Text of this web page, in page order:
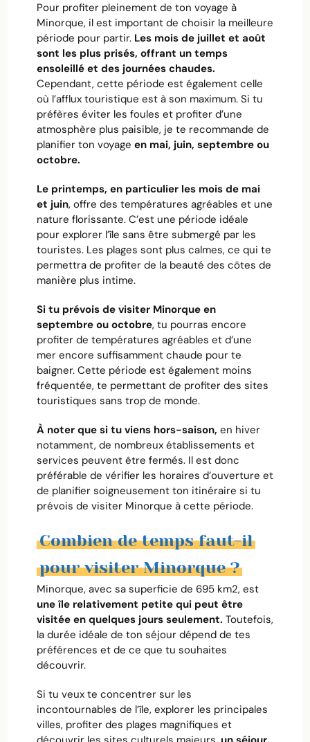
Pour profiter pleinement de ton voyage à
Minorque, il est important de choisir la meilleure
période pour partir. Les mois de juillet et août
sont les plus prisés, offrant un temps
ensoleillé et des journées chaudes.
Cependant, cette période est également celle
où l’afflux touristique est à son maximum. Si tu
préfères éviter les foules et profiter d’une
atmosphère plus paisible, je te recommande de
planifier ton voyage en mai, juin, septembre ou
octobre.
Le printemps, en particulier les mois de mai
et juin, offre des températures agréables et une
nature florissante. C’est une période idéale
pour explorer l’île sans être submergé par les
touristes. Les plages sont plus calmes, ce qui te
permettra de profiter de la beauté des côtes de
manière plus intime.
Si tu prévois de visiter Minorque en
septembre ou octobre, tu pourras encore
profiter de températures agréables et d’une
mer encore suffisamment chaude pour te
baigner. Cette période est également moins
fréquentée, te permettant de profiter des sites
touristiques sans trop de monde.
À noter que si tu viens hors-saison, en hiver
notamment, de nombreux établissements et
services peuvent être fermés. Il est donc
préférable de vérifier les horaires d’ouverture et
de planifier soigneusement ton itinéraire si tu
prévois de visiter Minorque à cette période.
Combien de temps faut-il
pour visiter Minorque ?
Minorque, avec sa superficie de 695 km2, est
une île relativement petite qui peut être
visitée en quelques jours seulement. Toutefois,
la durée idéale de ton séjour dépend de tes
préférences et de ce que tu souhaites
découvrir.
Si tu veux te concentrer sur les
incontournables de l’île, explorer les principales
villes, profiter des plages magnifiques et